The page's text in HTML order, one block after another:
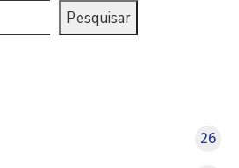
Pesquisar
26